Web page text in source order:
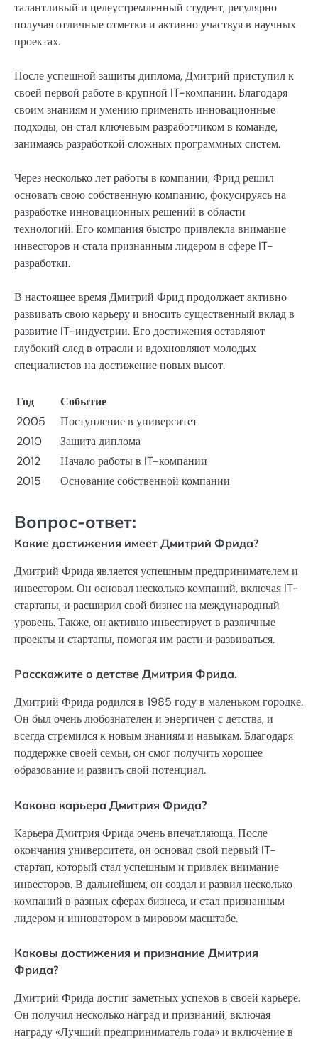
талантливый и целеустремленный студент, регулярно
получая отличные отметки и активно участвуя в научных
проектах.
После успешной защиты диплома, Дмитрий приступил к
своей первой работе в крупной IT-компании. Благодаря
своим знаниям и умению применять инновационные
подходы, он стал ключевым разработчиком в команде,
занимаясь разработкой сложных программных систем.
Через несколько лет работы в компании, Фрид решил
основать свою собственную компанию, фокусируясь на
разработке инновационных решений в области
технологий. Его компания быстро привлекла внимание
инвесторов и стала признанным лидером в сфере IT-
разработки.
В настоящее время Дмитрий Фрид продолжает активно
развивать свою карьеру и вносить существенный вклад в
развитие IT-индустрии. Его достижения оставляют
глубокий след в отрасли и вдохновляют молодых
специалистов на достижение новых высот.
Год
Событие
2005
Поступление в университет
2010
Защита диплома
2012
Начало работы в IT-компании
2015
Основание собственной компании
Вопрос-ответ:
Какие достижения имеет Дмитрий Фрида?
Дмитрий Фрида является успешным предпринимателем и
инвестором. Он основал несколько компаний, включая IT-
стартапы, и расширил свой бизнес на международный
уровень. Также, он активно инвестирует в различные
проекты и стартапы, помогая им расти и развиваться.
Расскажите о детстве Дмитрия Фрида.
Дмитрий Фрида родился в 1985 году в маленьком городке.
Он был очень любознателен и энергичен с детства, и
всегда стремился к новым знаниям и навыкам. Благодаря
поддержке своей семьи, он смог получить хорошее
образование и развить свой потенциал.
Какова карьера Дмитрия Фрида?
Карьера Дмитрия Фрида очень впечатляюща. После
окончания университета, он основал свой первый IT-
стартап, который стал успешным и привлек внимание
инвесторов. В дальнейшем, он создал и развил несколько
компаний в разных сферах бизнеса, и стал признанным
лидером и инноватором в мировом масштабе.
Каковы достижения и признание Дмитрия
Фрида?
Дмитрий Фрида достиг заметных успехов в своей карьере.
Он получил несколько наград и признаний, включая
награду «Лучший предприниматель года» и включение в